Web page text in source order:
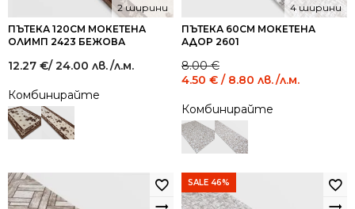
ПЪТЕКА 120СМ МОКЕТЕНА
ОЛИМП 2423 БЕЖОВА
2 ширини
12.27 €/ 24.00 лв./л.м.
Комбинирайте
ПЪТЕКА 60СМ МОКЕТЕНА
АДОР 2601
4 ширини
8.00€
Original
price
8.00 €
/
15.65
лв..
4.50 € / 8.80 лв.
Current
price
4.50 €
/
8.80
лв..
/л.м.
Комбинирайте
SALE 46%